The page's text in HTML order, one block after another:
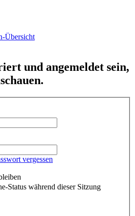
Übersicht
und angemeldet sein,
vergessen
Status während dieser Sitzung